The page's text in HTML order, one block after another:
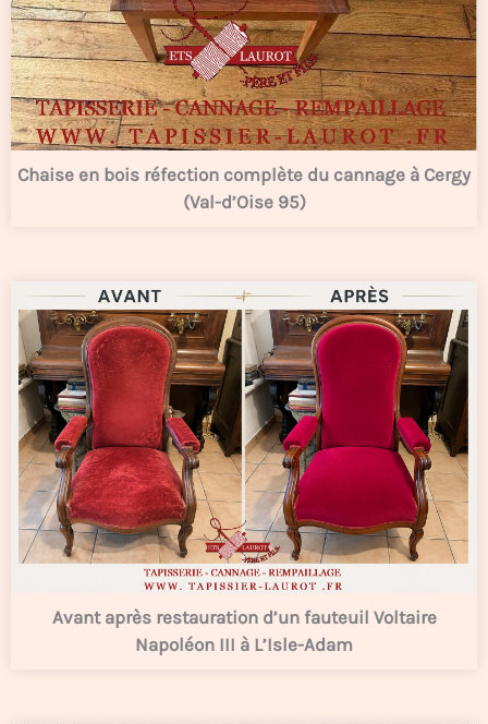
Chaise en bois réfection complète du cannage à Cergy
(Val-d’Oise 95)
Avant après restauration d’un fauteuil Voltaire
Napoléon III à L’Isle-Adam